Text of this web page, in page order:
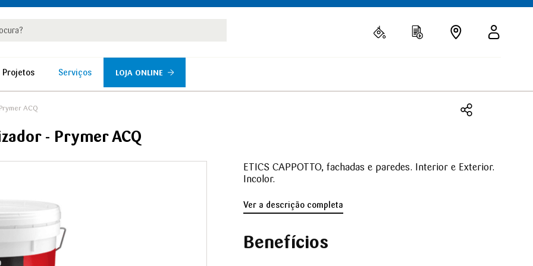
Projetos Serviços LOJA ONLINE
Prymer ACQ
- Prymer ACQ
ETICS CAPPOTTO, fachadas e paredes. Interior e Exterior.
Incolor.
Ver a descrição completa
Benefícios